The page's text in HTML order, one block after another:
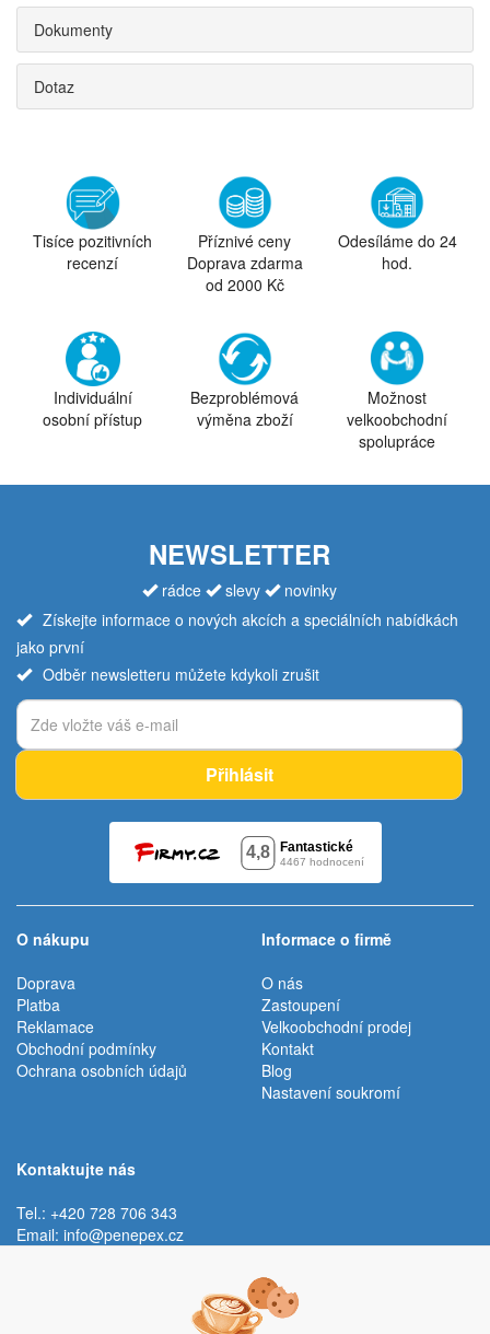
Dokumenty
Dotaz
Tisíce pozitivních
recenzí
Příznivé ceny
Doprava zdarma
od 2000 Kč
Odesíláme do 24
hod.
Individuální
osobní přístup
Bezproblémová
výměna zboží
Možnost
velkoobchodní
spolupráce
NEWSLETTER
rádce slevy
novinky
Získejte informace o nových akcích a speciálních nabídkách
jako první
Odběr newsletteru můžete kdykoli zrušit
Přihlásit
O nákupu
Doprava
Platba
Reklamace
Obchodní podmínky
Ochrana osobních údajů
Informace o firmě
O nás
Zastoupení
Velkoobchodní prodej
Kontakt
Blog
Nastavení soukromí
Kontaktujte nás
Tel.: +420 728 706 343
Email: info@penepex.cz
Trávník 2076, 686 03 Staré Město